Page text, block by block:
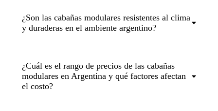
¿Son las cabañas modulares resistentes al clima
y duraderas en el ambiente argentino?
¿Cuál es el rango de precios de las cabañas
modulares en Argentina y qué factores afectan
el costo?